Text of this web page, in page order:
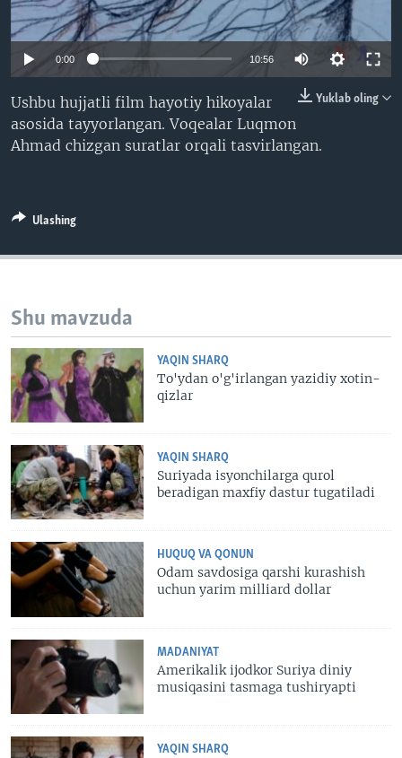
VIDEO
ODNOKLASSNIKI
TWITTER
SOUNDCLOUD
0:00 10:56
Yuklab oling
Ushbu hujjatli film hayotiy hikoyalar
asosida tayyorlangan. Voqealar Luqmon
Ahmad chizgan suratlar orqali tasvirlangan.
Ulashing
Shu mavzuda
YAQIN SHARQ
To'ydan o'g'irlangan yazidiy xotin-
qizlar
YAQIN SHARQ
Suriyada isyonchilarga qurol
beradigan maxfiy dastur tugatiladi
HUQUQ VA QONUN
Odam savdosiga qarshi kurashish
uchun yarim milliard dollar
MADANIYAT
Amerikalik ijodkor Suriya diniy
musiqasini tasmaga tushiryapti
YAQIN SHARQ